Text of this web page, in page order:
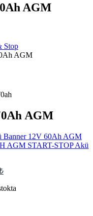
AGM
Stop
AGM
AGM
Banner 12V 60Ah AGM
AGM START-STOP Akü